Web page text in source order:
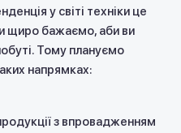
у світі техніки це
щиро бажаємо, аби ви
Тому плануємо
напрямках:
з впровадженням